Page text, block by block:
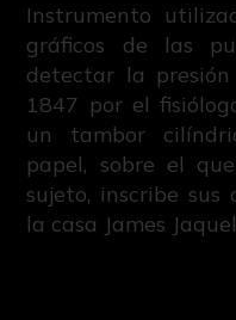
Instrumento
gráficos de las
detectar la
1847 por el
un tambor
papel, sobre el
sujeto, inscribe sus
la casa James